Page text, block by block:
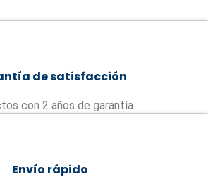
de satisfacción
con 2 años de garantía.
Envío rápido